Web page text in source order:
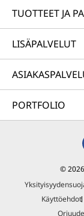
TUOTTEET JA
LISÄPALVELUT
PORTFOLIO
©
Käyttöehdot